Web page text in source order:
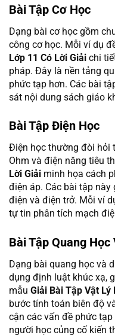
Bài Tập Cơ Học
Dạng bài cơ học gồm
công cơ học. Mỗi ví dụ
Lớp 11 Có Lời Giải chi
pháp. Đây là nền tảng
phức tạp hơn. Các bài
sát nội dung sách giáo
Bài Tập Điện Học
Điện học thường đòi hỏi
Ohm và điện năng tiêu
Lời Giải minh họa cách
điện áp. Các bài tập
điện và điện trở. Mỗi ví
tự tin phân tích mạch
Bài Tập Quang
Dạng bài quang học và
dụng định luật khúc xạ,
mẫu Giải Bài Tập Vật Lý
bước tính toán biên độ
cận các vấn đề phức
người học củng cố kiến